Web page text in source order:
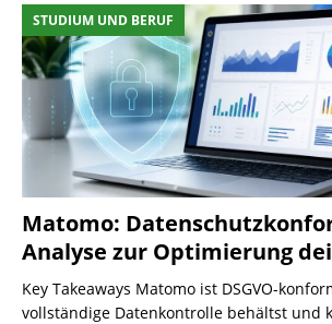
STUDIUM UND BERUF
Matomo:
Analyse zur Optimierung
Key Takeaways Matomo ist DSGVO-
vollständige Datenkontrolle behältst und